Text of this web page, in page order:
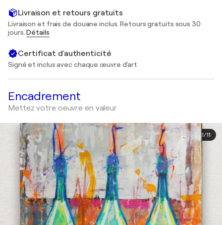
Livraison et retours gratuits
Livraison et frais de douane inclus. Retours gratuits sous 30
jours.Détails
Certificat d'authenticité
Signé et inclus avec chaque œuvre d'art
Encadrement
Mettez votre oeuvre en valeur
1/11